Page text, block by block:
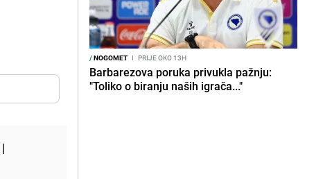
|
/NOGOMET I PRIJE OKO 13H
Barbarezova poruka privukla pažnju:
"Toliko o biranju naših igrača..."